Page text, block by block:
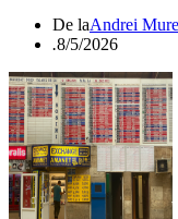
De laAndrei
.8/5/2026